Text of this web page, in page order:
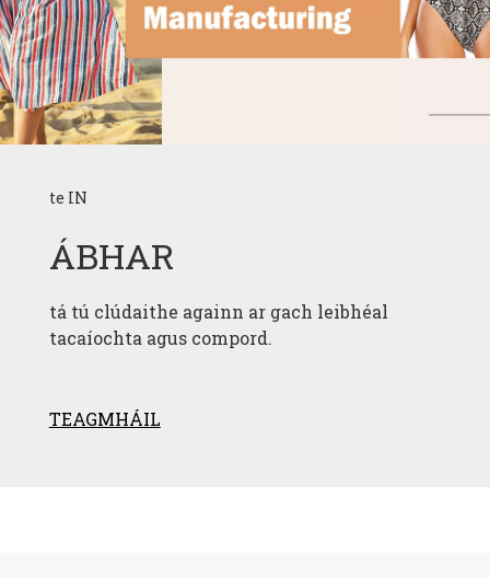
te IN
ÁBHAR
tá tú clúdaithe againn ar gach leibhéal
tacaíochta agus compord.
TEAGMHÁIL